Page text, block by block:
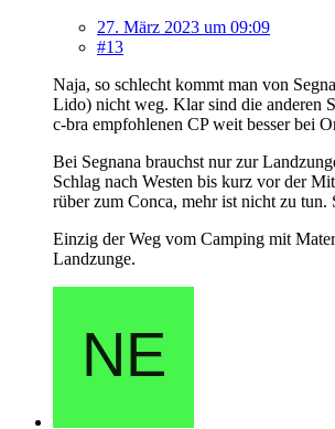
27. März 2023 um 09:09
#13
Naja, so schlecht kommt man von
Lido) nicht weg. Klar sind die anderen
c-bra empfohlenen CP weit besser bei
Bei Segnana brauchst nur zur
Schlag nach Westen bis kurz vor der
rüber zum Conca, mehr ist nicht zu tun.
Einzig der Weg vom Camping mit
Landzunge.